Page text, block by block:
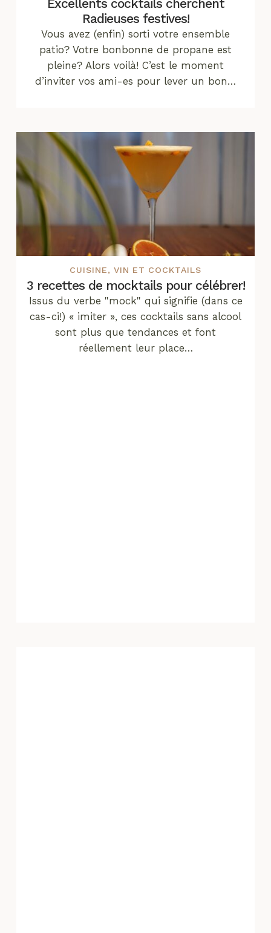
Excellents cocktails cherchent
Radieuses festives!
Vous avez (enfin) sorti votre ensemble
patio? Votre bonbonne de propane est
pleine? Alors voilà! C’est le moment
d’inviter vos ami-es pour lever un bon…
CUISINE, VIN ET COCKTAILS
3 recettes de mocktails pour célébrer!
Issus du verbe "mock" qui signifie (dans ce
cas-ci!) « imiter », ces cocktails sans alcool
sont plus que tendances et font
réellement leur place…